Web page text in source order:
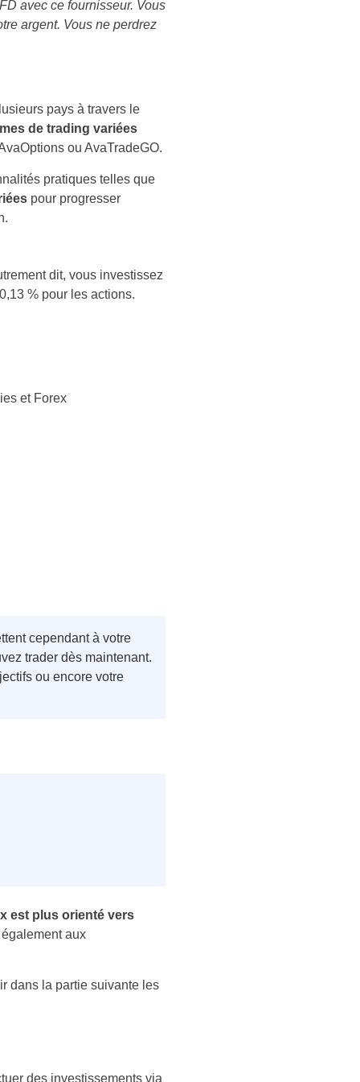
avec ce fournisseur. Vous
argent. Vous ne perdrez
pays à travers le
de trading variées
ou AvaTradeGO.
pratiques telles que
pour progresser
dit, vous investissez
% pour les actions.
et Forex
cependant à votre
trader dès maintenant.
ou encore votre
est plus orienté vers
aux
dans la partie suivante les
des investissements via